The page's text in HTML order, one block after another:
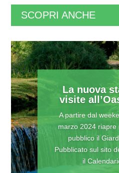
SCOPRI ANCHE
La nuova
visite
A partire dal
marzo 2024 riapre
pubblico il
Pubblicato sul sito
il